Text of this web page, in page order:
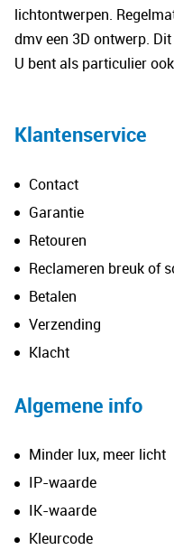
lichtontwerpen.
dmv een 3D ontwerp.
U bent als particulier
Klantenservice
Contact
Garantie
Retouren
Reclameren breuk of
Betalen
Verzending
Klacht
Algemene info
Minder lux, meer licht
IP-waarde
IK-waarde
Kleurcode